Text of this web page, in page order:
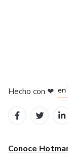
Hecho con ❤ en
Conoce